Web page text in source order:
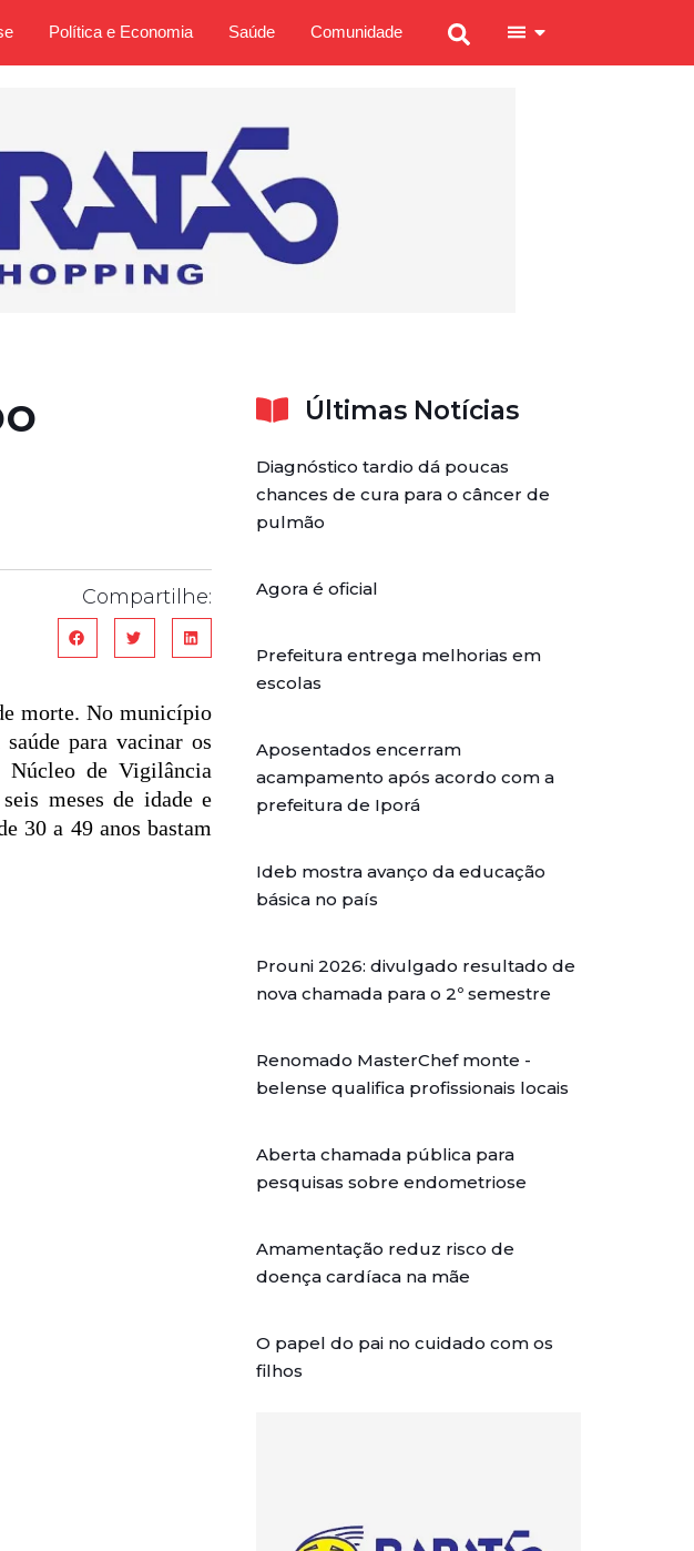
Política e Economia Saúde Comunidade
Compartilhe:
morte. No município
para vacinar os
Núcleo de Vigilância
meses de idade e
30 a 49 anos bastam
Últimas Notícias
Diagnóstico tardio dá poucas
chances de cura para o câncer de
pulmão
Agora é oficial
Prefeitura entrega melhorias em
escolas
Aposentados encerram
acampamento após acordo com a
prefeitura de Iporá
Ideb mostra avanço da educação
básica no país
Prouni 2026: divulgado resultado de
nova chamada para o 2º semestre
Renomado MasterChef monte -
belense qualifica profissionais locais
Aberta chamada pública para
pesquisas sobre endometriose
Amamentação reduz risco de
doença cardíaca na mãe
O papel do pai no cuidado com os
filhos